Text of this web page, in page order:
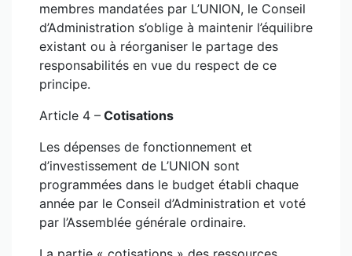
membres mandatées par L’UNION, le Conseil
d’Administration s’oblige à maintenir l’équilibre
existant ou à réorganiser le partage des
responsabilités en vue du respect de ce
principe.
Article 4 – Cotisations
Les dépenses de fonctionnement et
d’investissement de L’UNION sont
programmées dans le budget établi chaque
année par le Conseil d’Administration et voté
par l’Assemblée générale ordinaire.